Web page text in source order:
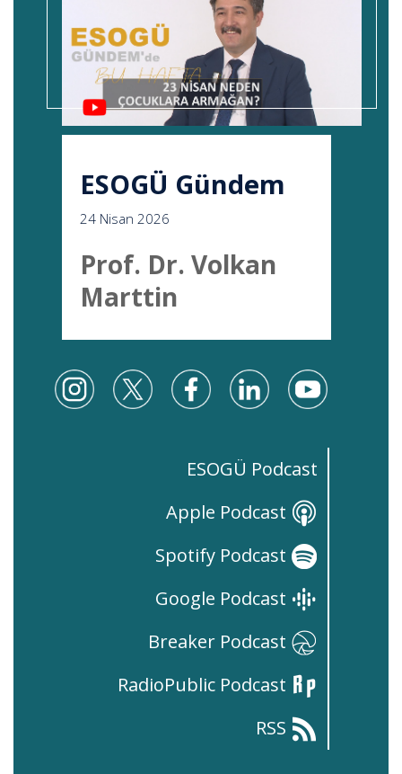
ESOGÜ Gündem
24 Nisan 2026
Prof. Dr. Volkan
Marttin
ESOGÜ Podcast
Apple Podcast
Spotify Podcast
Google Podcast
Breaker Podcast
RadioPublic Podcast
RSS